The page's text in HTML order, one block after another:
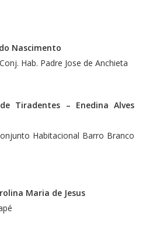
Nascimento
Hab. Padre Jose de Anchieta
Tiradentes – Enedina Alves
Habitacional Barro Branco
Maria de Jesus